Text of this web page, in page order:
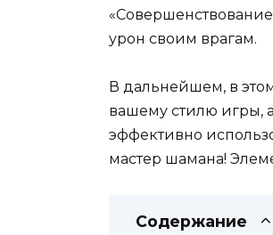
урон своим врагам.
В дальнейшем, в
вашему стилю игры,
эффективно
мастер шамана!
Содержание